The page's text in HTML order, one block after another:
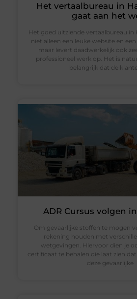
Het vertaalbureau in
gaat aan het
Het goed uitziende vertaalbureau in
niet alleen een leuke website en
maar levert daadwerkelijk ook
professioneel werk op. Het is
belangrijk dat de
ADR Cursus volgen
Om gevaarlijke stoffen te mogen
rekening houden met
wetgevingen. Hiervoor dien je
certificaat te behalen die laat zien
deze gevaarlijke